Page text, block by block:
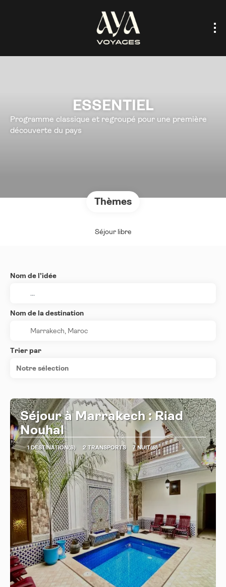
ESSENTIEL
Programme classique et regroupé pour une première
découverte du pays
Thèmes
Séjour libre
Nom de l’idée
Nom de la destination
Trier par
Notre sélection
Séjour à Marrakech : Riad
Nouhal
1 DESTINATION(S) 2 TRANSPORTS 7 NUIT(S)